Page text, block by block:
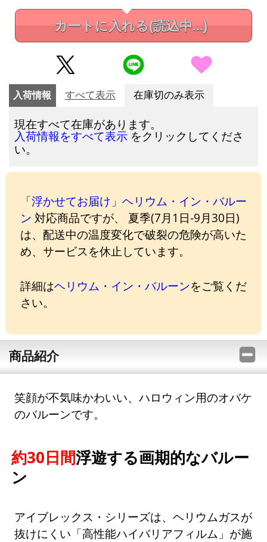
カートに入れる(読込中...)
入荷情報 すべて表示 在庫切のみ表示
現在すべて在庫があります。
入荷情報をすべて表示 をクリックしてくださ
い。
「浮かせてお届け」ヘリウム・イン・バルー
ン 対応商品ですが、 夏季(7月1日-9月30日)
は、配送中の温度変化で破裂の危険が高いた
め、サービスを休止しています。
詳細はヘリウム・イン・バルーンをご覧くだ
さい。
商品紹介
笑顔が不気味かわいい、ハロウィン用のオバケ
のバルーンです。
約30日間浮遊する画期的なバルー
ン
アイブレックス・シリーズは、ヘリウムガスが
抜けにくい「高性能ハイバリアフィルム」が施